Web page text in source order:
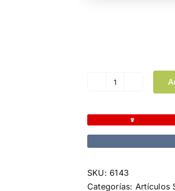
Altavoz
cantidad
SKU: 6143
Categorías: Artículos